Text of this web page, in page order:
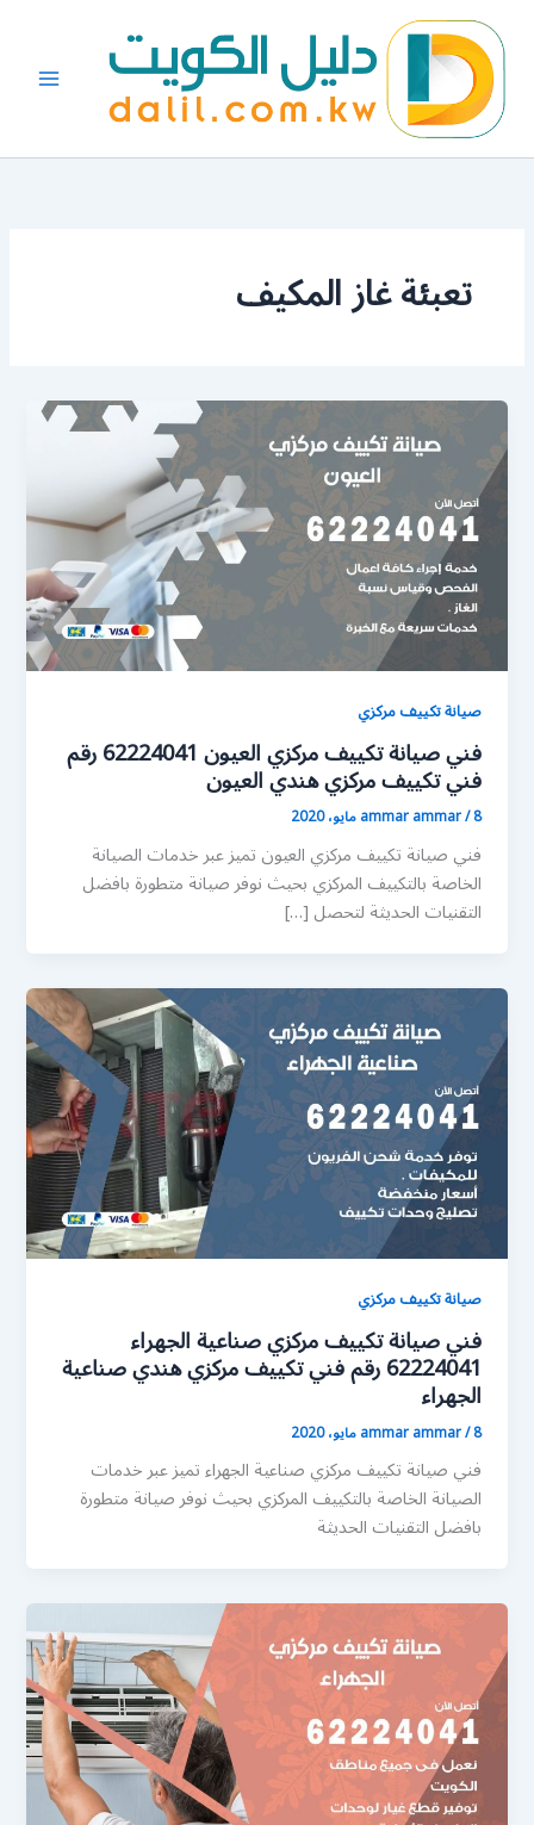
المحتوى
تعبئة غاز المكيف
صيانة تكييف مركزي
فني صيانة تكييف مركزي العيون 62224041 رقم
فني تكييف مركزي هندي العيون
ammar ammar/8 مايو، 2020
فني صيانة تكييف مركزي العيون تميز عبر خدمات الصيانة
الخاصة بالتكييف المركزي بحيث نوفر صيانة متطورة بافضل
التقنيات الحديثة لتحصل […]
صيانة تكييف مركزي
فني صيانة تكييف مركزي صناعية الجهراء
62224041 رقم فني تكييف مركزي هندي صناعية
الجهراء
ammar ammar/8 مايو، 2020
فني صيانة تكييف مركزي صناعية الجهراء تميز عبر خدمات
الصيانة الخاصة بالتكييف المركزي بحيث نوفر صيانة متطورة
بافضل التقنيات الحديثة